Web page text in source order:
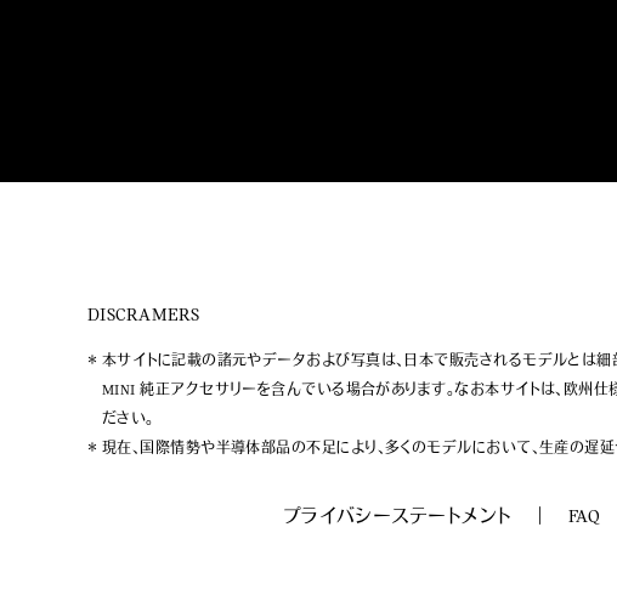
DISCRAMERS
本サイトに記載の諸元やデータおよび写真は、日本で販売されるモデルとは細
MINI 純正アクセサリーを含んでいる場合があります。なお本サイトは、欧州
ださい。
現在、国際情勢や半導体部品の不足により、多くのモデルにおいて、生産の遅
プライバシーステートメント FAQ